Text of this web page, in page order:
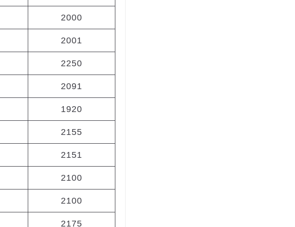
2000
2001
2250
2091
1920
2155
2151
2100
2100
2175